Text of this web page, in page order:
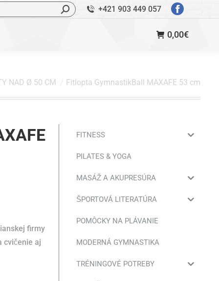
+421 903 449 057
otvorí
okne
0,00€
NAD Ø 50 CM Fitlopta GymnastikBall MAXAFE 53 cm
firmy
cvičenie aj
FITNESS
PILATES & YOGA
MASÁŽ A AKUPRESÚRA
ŠPORTOVÁ LITERATÚRA
POMÔCKY NA PLÁVANIE
MODERNÁ GYMNASTIKA
TRÉNINGOVÉ POTREBY